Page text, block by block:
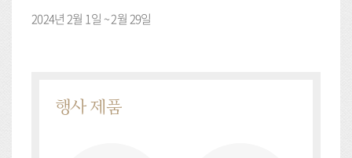
2024년 2월 1일 ~ 2월 29일
행사 제품